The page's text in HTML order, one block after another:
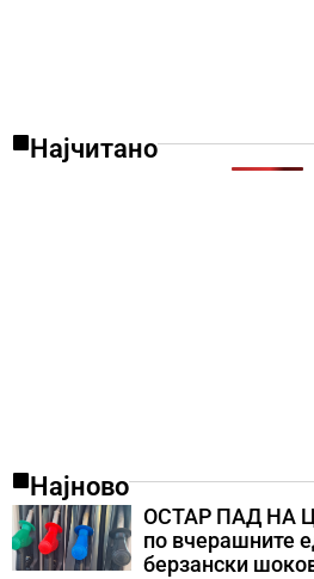
Најчитано
Најново
ОСТАР ПАД НА
по вчерашните
берзански